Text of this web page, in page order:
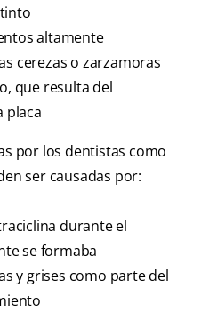
altamente
cerezas o zarzamoras
que resulta del
placa
por los dentistas como
ser causadas por:
durante el
se formaba
y grises como parte del